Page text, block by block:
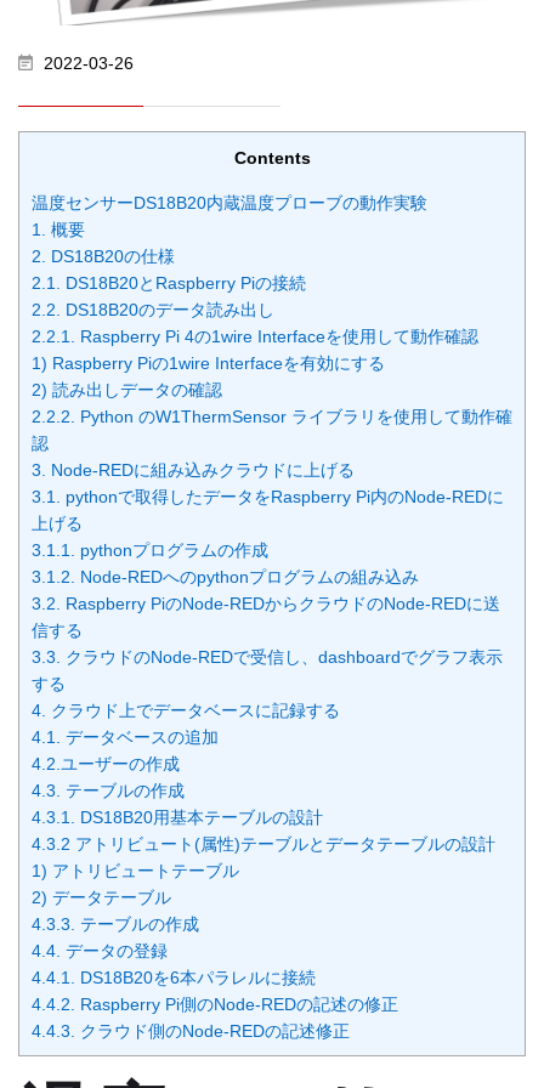
2022-03-26
Contents
温度センサーDS18B20内蔵温度プローブの動作実験
1. 概要
2. DS18B20の仕様
2.1. DS18B20とRaspberry Piの接続
2.2. DS18B20のデータ読み出し
2.2.1. Raspberry Pi 4の1wire Interfaceを使用して動作確認
1) Raspberry Piの1wire Interfaceを有効にする
2) 読み出しデータの確認
2.2.2. Python のW1ThermSensor ライブラリを使用して動作確
認
3. Node-REDに組み込みクラウドに上げる
3.1. pythonで取得したデータをRaspberry Pi内のNode-REDに
上げる
3.1.1. pythonプログラムの作成
3.1.2. Node-REDへのpythonプログラムの組み込み
3.2. Raspberry PiのNode-REDからクラウドのNode-REDに送
信する
3.3. クラウドのNode-REDで受信し、dashboardでグラフ表示
する
4. クラウド上でデータベースに記録する
4.1. データベースの追加
4.2.ユーザーの作成
4.3. テーブルの作成
4.3.1. DS18B20用基本テーブルの設計
4.3.2 アトリビュート(属性)テーブルとデータテーブルの設計
1) アトリビュートテーブル
2) データテーブル
4.3.3. テーブルの作成
4.4. データの登録
4.4.1. DS18B20を6本パラレルに接続
4.4.2. Raspberry Pi側のNode-REDの記述の修正
4.4.3. クラウド側のNode-REDの記述修正